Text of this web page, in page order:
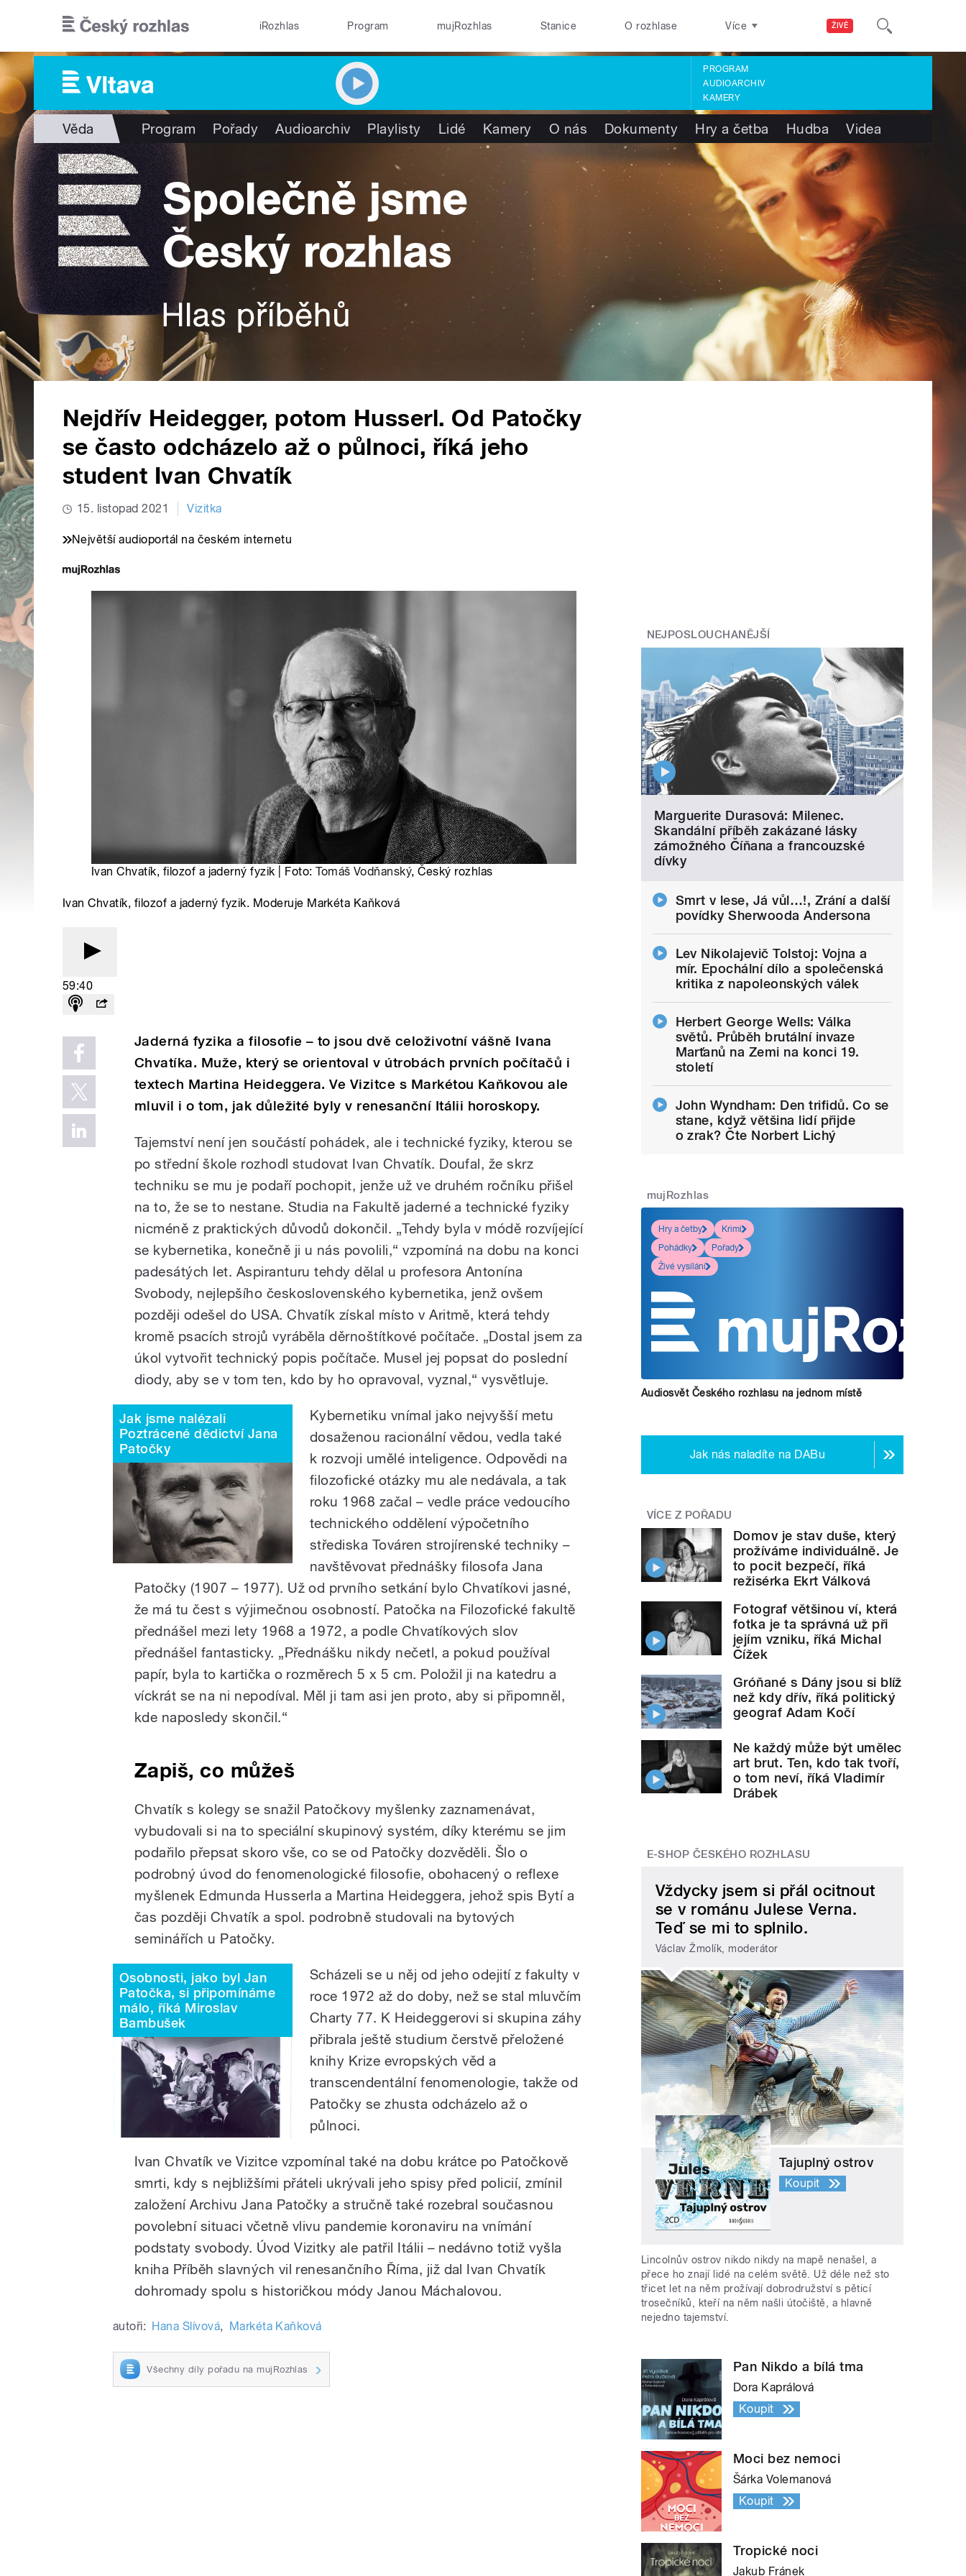
ŽIVĚ
iRozhlas Program mujRozhlas Stanice O rozhlase Více
PROGRAM
AUDIOARCHIV
KAMERY
Věda Program Pořady Audioarchiv Playlisty Lidé Kamery O nás Dokumenty Hry a četba Hudba Videa
Nejdřív Heidegger, potom Husserl. Od Patočky
se často odcházelo až o půlnoci, říká jeho
student Ivan Chvatík
15. listopad 2021 Vizitka
Největší audioportál na českém internetu
Ivan Chvatík, filozof a jaderný fyzik | Foto:Tomáš Vodňanský, Český rozhlas
Ivan Chvatík, filozof a jaderný fyzik. Moderuje Markéta Kaňková
59:40
Jaderná fyzika a filosofie – to jsou dvě celoživotní vášně Ivana
Chvatíka. Muže, který se orientoval v útrobách prvních počítačů i
textech Martina Heideggera. Ve Vizitce s Markétou Kaňkovou ale
mluvil i o tom, jak důležité byly v renesanční Itálii horoskopy.
Tajemství není jen součástí pohádek, ale i technické fyziky, kterou se
po střední škole rozhodl studovat Ivan Chvatík. Doufal, že skrz
techniku se mu je podaří pochopit, jenže už ve druhém ročníku přišel
na to, že se to nestane. Studia na Fakultě jaderné a technické fyziky
nicméně z praktických důvodů dokončil. „Tehdy byla v módě rozvíjející
se kybernetika, konečně ji u nás povolili,“ vzpomíná na dobu na konci
padesátých let. Aspiranturu tehdy dělal u profesora Antonína
Svobody, nejlepšího československého kybernetika, jenž ovšem
později odešel do USA. Chvatík získal místo v Aritmě, která tehdy
kromě psacích strojů vyráběla děrnoštítkové počítače. „Dostal jsem za
úkol vytvořit technický popis počítače. Musel jej popsat do poslední
diody, aby se v tom ten, kdo by ho opravoval, vyznal,“ vysvětluje.
Jak jsme nalézali
Poztrácené dědictví Jana
Patočky
Kybernetiku vnímal jako nejvyšší metu
dosaženou racionální vědou, vedla také
k rozvoji umělé inteligence. Odpovědi na
filozofické otázky mu ale nedávala, a tak
roku 1968 začal – vedle práce vedoucího
technického oddělení výpočetního
střediska Továren strojírenské techniky –
navštěvovat přednášky filosofa Jana
Patočky (1907 – 1977). Už od prvního setkání bylo Chvatíkovi jasné,
že má tu čest s výjimečnou osobností. Patočka na Filozofické fakultě
přednášel mezi lety 1968 a 1972, a podle Chvatíkových slov
přednášel fantasticky. „Přednášku nikdy nečetl, a pokud používal
papír, byla to kartička o rozměrech 5 x 5 cm. Položil ji na katedru a
víckrát se na ni nepodíval. Měl ji tam asi jen proto, aby si připomněl,
kde naposledy skončil.“
Zapiš, co můžeš
Chvatík s kolegy se snažil Patočkovy myšlenky zaznamenávat,
vybudovali si na to speciální skupinový systém, díky kterému se jim
podařilo přepsat skoro vše, co se od Patočky dozvěděli. Šlo o
podrobný úvod do fenomenologické filosofie, obohacený o reflexe
myšlenek Edmunda Husserla a Martina Heideggera, jehož spis Bytí a
čas později Chvatík a spol. podrobně studovali na bytových
seminářích u Patočky.
Osobnosti, jako byl Jan
Patočka, si připomínáme
málo, říká Miroslav
Bambušek
Scházeli se u něj od jeho odejití z fakulty v
roce 1972 až do doby, než se stal mluvčím
Charty 77. K Heideggerovi si skupina záhy
přibrala ještě studium čerstvě přeložené
knihy Krize evropských věd a
transcendentální fenomenologie, takže od
Patočky se zhusta odcházelo až o
půlnoci.
Ivan Chvatík ve Vizitce vzpomínal také na dobu krátce po Patočkově
smrti, kdy s nejbližšími přáteli ukrývali jeho spisy před policií, zmínil
založení Archivu Jana Patočky a stručně také rozebral současnou
povolební situaci včetně vlivu pandemie koronaviru na vnímání
podstaty svobody. Úvod Vizitky ale patřil Itálii – nedávno totiž vyšla
kniha Příběh slavných vil renesančního Říma, již dal Ivan Chvatík
dohromady spolu s historičkou módy Janou Máchalovou.
autoři: Hana Slívová, Markéta Kaňková
Všechny díly pořadu na mujRozhlas
NEJPOSLOUCHANĚJŠÍ
Marguerite Durasová: Milenec.
Skandální příběh zakázané lásky
zámožného Číňana a francouzské
dívky
Smrt v lese, Já vůl…!, Zrání a další
povídky Sherwooda Andersona
Lev Nikolajevič Tolstoj: Vojna a
mír. Epochální dílo a společenská
kritika z napoleonských válek
Herbert George Wells: Válka
světů. Průběh brutální invaze
Marťanů na Zemi na konci 19.
století
John Wyndham: Den trifidů. Co se
stane, když většina lidí přijde
o zrak? Čte Norbert Lichý
mujRozhlas
Hry a četby
Krimi
Pohádky
Pořady
Živé vysílání
Audiosvět Českého rozhlasu na jednom místě
Jak nás naladíte na DABu
VÍCE Z POŘADU
Domov je stav duše, který
prožíváme individuálně. Je
to pocit bezpečí, říká
režisérka Ekrt Válková
Fotograf většinou ví, která
fotka je ta správná už při
jejím vzniku, říká Michal
Čížek
Gróňané s Dány jsou si blíž
než kdy dřív, říká politický
geograf Adam Kočí
Ne každý může být umělec
art brut. Ten, kdo tak tvoří,
o tom neví, říká Vladimír
Drábek
E-SHOP ČESKÉHO ROZHLASU
Vždycky jsem si přál ocitnout
se v románu Julese Verna.
Teď se mi to splnilo.
Václav Žmolík, moderátor
Tajuplný ostrov
Koupit
Lincolnův ostrov nikdo nikdy na mapě nenašel, a
přece ho znají lidé na celém světě. Už déle než sto
třicet let na něm prožívají dobrodružství s pěticí
trosečníků, kteří na něm našli útočiště, a hlavně
nejedno tajemství.
Pan Nikdo a bílá tma
Dora Kaprálová
Koupit
Moci bez nemoci
Šárka Volemanová
Koupit
Tropické noci
Jakub Fránek